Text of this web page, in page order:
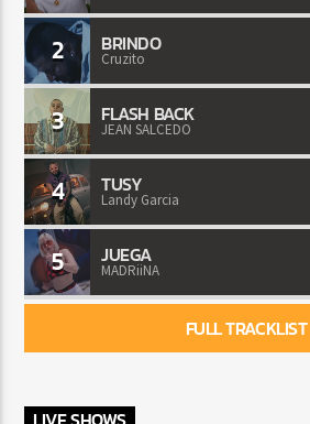
2 BRINDO
Cruzito
3 FLASH BACK
JEAN SALCEDO
4 TUSY
Landy Garcia
5 JUEGA
MADRiiNA
FULL TRACKLIST